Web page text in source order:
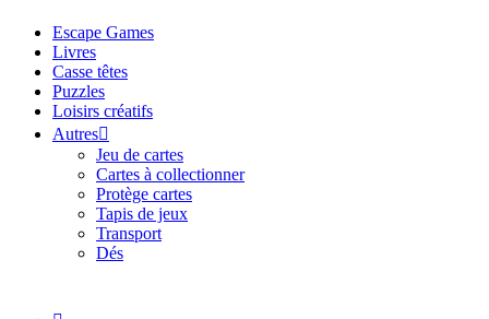
Escape Games
Livres
Casse têtes
Puzzles
Loisirs créatifs
Autres
Jeu de cartes
Cartes à collectionner
Protège cartes
Tapis de jeux
Transport
Dés